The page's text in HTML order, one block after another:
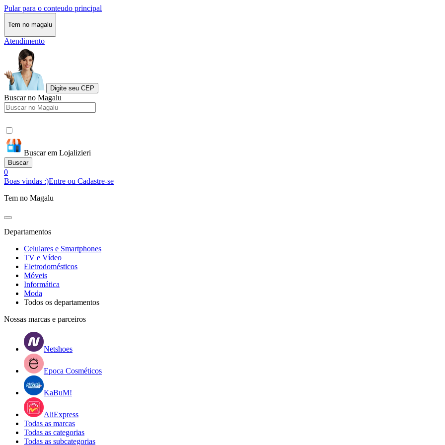
Pular para o conteudo principal
Tem no magalu
Atendimento
Digite seu CEP
Buscar no Magalu
Buscar em Lojalizieri
Buscar
0
Boas vindas :)Entre ou Cadastre-se
Tem no Magalu
Departamentos
Celulares e Smartphones
TV e Vídeo
Eletrodomésticos
Móveis
Informática
Moda
Todos os departamentos
Nossas marcas e parceiros
Netshoes
Epoca Cosméticos
KaBuM!
AliExpress
Todas as marcas
Todas as categorias
Todas as subcategorias